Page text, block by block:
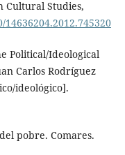
Cultural Studies,
Political/Ideological
Carlos Rodríguez
ideológico].
pobre. Comares.